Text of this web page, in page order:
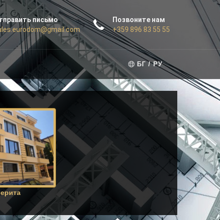
письмо
Позвоните нам
+359 896 83 55 55
+359 893 34 84 44
БГ / РУ